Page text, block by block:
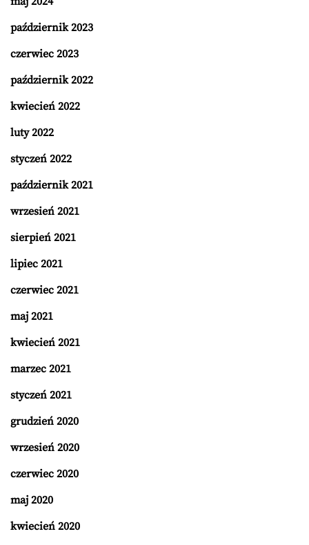
październik 2023
czerwiec 2023
październik 2022
kwiecień 2022
luty 2022
styczeń 2022
październik 2021
wrzesień 2021
sierpień 2021
lipiec 2021
czerwiec 2021
maj 2021
kwiecień 2021
marzec 2021
styczeń 2021
grudzień 2020
wrzesień 2020
czerwiec 2020
maj 2020
kwiecień 2020